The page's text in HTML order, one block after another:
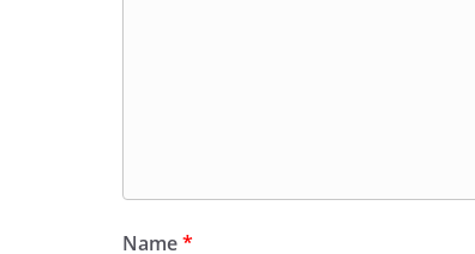
Name*